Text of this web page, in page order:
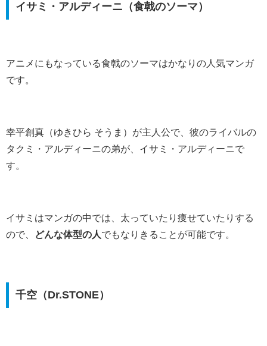
イサミ・アルディーニ（食戟のソーマ）
アニメにもなっている食戟のソーマはかなりの人気マンガ
です。
幸平創真（ゆきひら そうま）が主人公で、彼のライバルの
タクミ・アルディーニの弟が、イサミ・アルディーニで
す。
イサミはマンガの中では、太っていたり痩せていたりする
ので、
どんな体型の人でもなりきることが可能です。
千空（Dr.STONE）